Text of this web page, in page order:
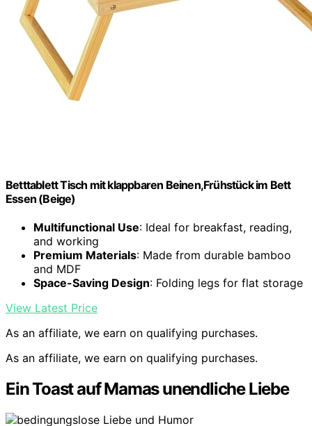
Betttablett Tisch mit klappbaren Beinen,Frühstück im Bett
Essen (Beige)
Multifunctional Use: Ideal for breakfast, reading,
and working
Premium Materials: Made from durable bamboo
and MDF
Space-Saving Design: Folding legs for flat storage
View Latest Price
As an affiliate, we earn on qualifying purchases.
As an affiliate, we earn on qualifying purchases.
Ein Toast auf Mamas unendliche Liebe